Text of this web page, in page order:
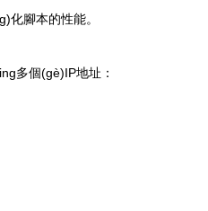
腳本的性能。
多個(gè)IP地址：